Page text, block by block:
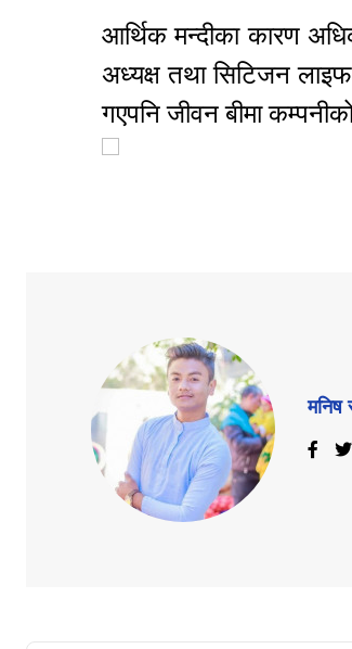
आर्थिक मन्दीका कारण
अध्यक्ष तथा सिटिजन
गएपनि जीवन बीमा
मनिष